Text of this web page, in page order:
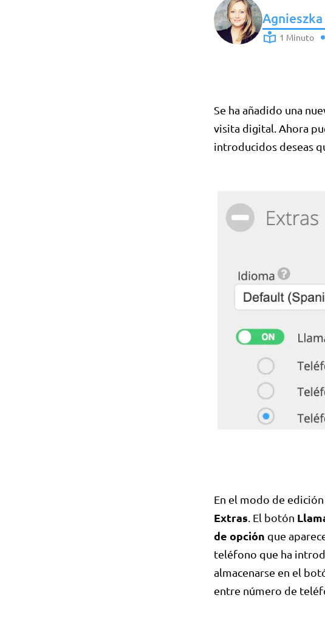
1 Minuto
Se ha añadido una
visita digital. Ahora
introducidos deseas
En el modo de
Extras. El botón
de opción que
teléfono que ha
almacenarse en el
entre número de